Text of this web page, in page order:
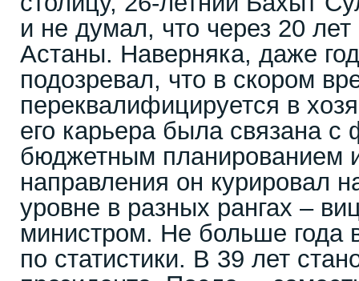
и не думал, что через 20
Астаны. Наверняка, даже
подозревал, что в скором
переквалифицируется в
его карьера была связана с
бюджетным планированием
направления он курировал
уровне в разных рангах –
министром. Не больше года
по статистики. В 39 лет